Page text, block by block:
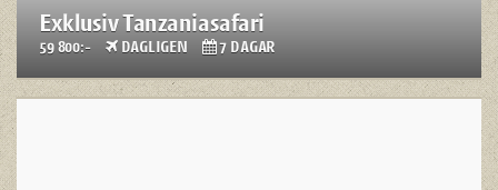
Exklusiv Tanzaniasafari
59 800:- DAGLIGEN 7 DAGAR